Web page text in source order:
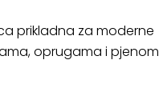
prikladna za moderne
oprugama i pjenom